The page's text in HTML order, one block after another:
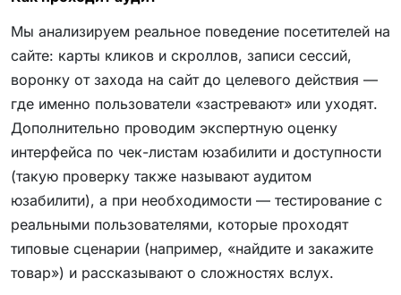
Мы анализируем реальное поведение посетителей на
сайте: карты кликов и скроллов, записи сессий,
воронку от захода на сайт до целевого действия —
где именно пользователи «застревают» или уходят.
Дополнительно проводим экспертную оценку
интерфейса по чек-листам юзабилити и доступности
(такую проверку также называют аудитом
юзабилити), а при необходимости — тестирование с
реальными пользователями, которые проходят
типовые сценарии (например, «найдите и закажите
товар») и рассказывают о сложностях вслух.